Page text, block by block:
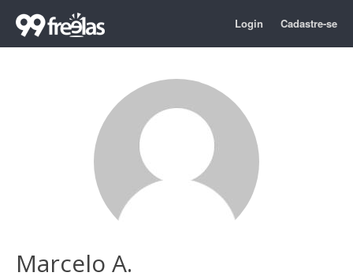
Login Cadastre-se
Marcelo A.